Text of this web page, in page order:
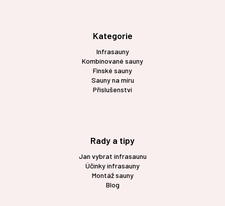
Kategorie
Infrasauny
Kombinované sauny
Finské sauny
Sauny na míru
Příslušenství
Rady a tipy
Jan vybrat infrasaunu
Účinky infrasauny
Montáž sauny
Blog